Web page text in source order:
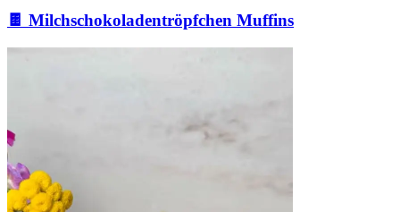
🍫 Milchschokoladentröpfchen Muffins